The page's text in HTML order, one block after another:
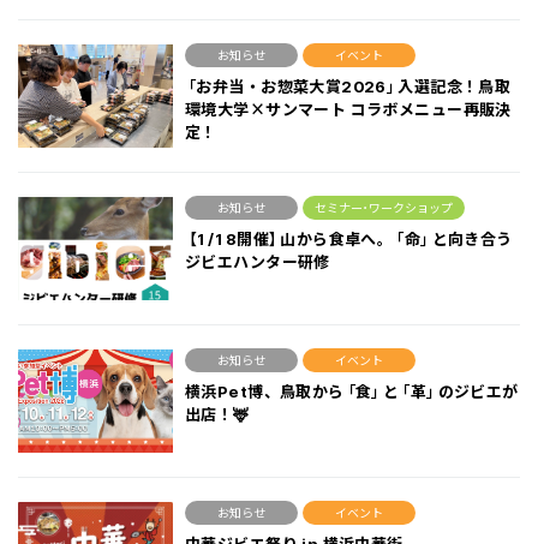
お知らせ イベント
「お弁当・お惣菜大賞2026」入選記念！鳥取
環境大学×サンマート コラボメニュー再販決
定！
お知らせ セミナー･ワークショップ
【1/18開催】山から食卓へ。「命」と向き合う
ジビエハンター研修
お知らせ イベント
横浜Pet博、鳥取から「食」と「革」のジビエが
出店！🦌
お知らせ イベント